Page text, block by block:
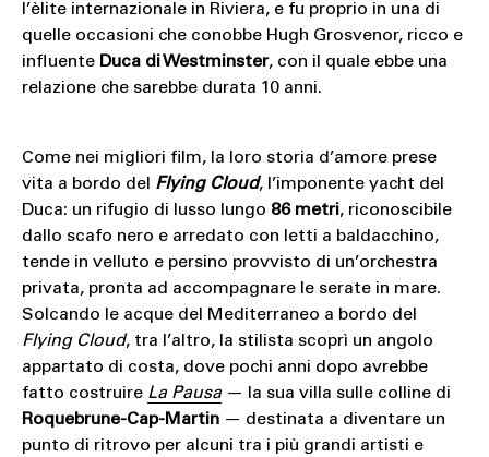
l’èlite internazionale in Riviera, e fu proprio in una di
quelle occasioni che conobbe Hugh Grosvenor, ricco e
influente Duca di Westminster, con il quale ebbe una
relazione che sarebbe durata 10 anni.
Come nei migliori film, la loro storia d’amore prese
vita a bordo del Flying Cloud, l’imponente yacht del
Duca: un rifugio di lusso lungo 86 metri, riconoscibile
dallo scafo nero e arredato con letti a baldacchino,
tende in velluto e persino provvisto di un’orchestra
privata, pronta ad accompagnare le serate in mare.
Solcando le acque del Mediterraneo a bordo del
Flying Cloud, tra l’altro, la stilista scoprì un angolo
appartato di costa, dove pochi anni dopo avrebbe
fatto costruire La Pausa— la sua villa sulle colline di
Roquebrune-Cap-Martin— destinata a diventare un
punto di ritrovo per alcuni tra i più grandi artisti e